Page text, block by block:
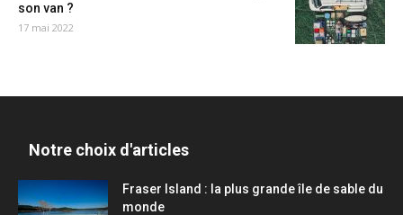
son van ?
17 mai 2022
Notre choix d'articles
Fraser Island : la plus grande île de sable du
monde